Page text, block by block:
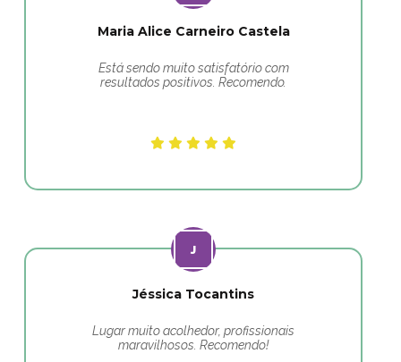
Maria Alice Carneiro Castela
Está sendo muito satisfatório com
resultados positivos. Recomendo.
Jéssica Tocantins
Lugar muito acolhedor, profissionais
maravilhosos. Recomendo!